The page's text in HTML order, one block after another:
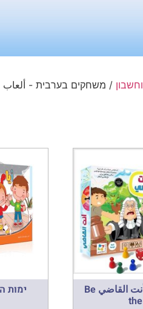
/ משחקים בערבית - ألعاب
היה השופט لعبة أنت القاضي Be ימות